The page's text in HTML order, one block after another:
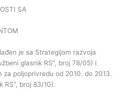
SA
je sa Strategijom razvoja
glasnik RS”, broj 78/05) i
za poljoprivredu od 2010. do 2013.
RS”, broj 83/10).